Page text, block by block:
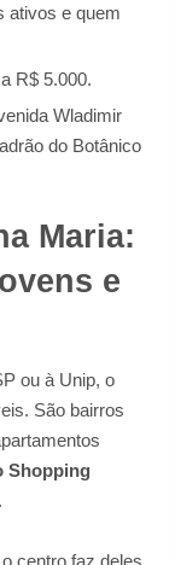
ativos e quem
R$ 5.000.
Wladimir
do Botânico
Maria:
e
ou à Unip, o
São bairros
Shopping
centro faz deles